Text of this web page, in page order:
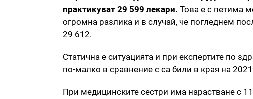
практикуват 29 599 лекари. Това е с петима
огромна разлика и в случай, че погледнем
29 612.
Статична е ситуацията и при експертите по
по-малко в сравнение с са били в края на
При медицинските сестри има нарастване с